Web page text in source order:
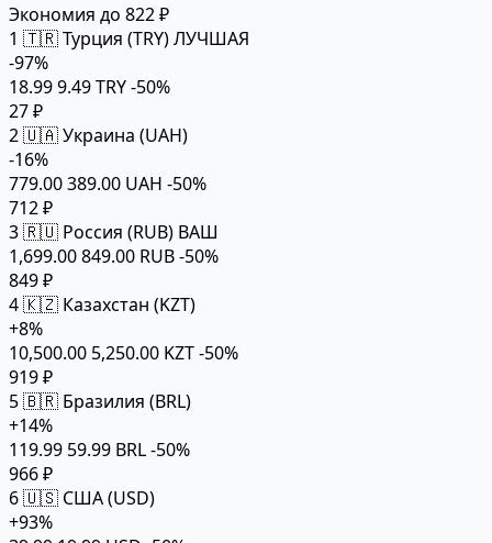
Экономия до 822 ₽
1 🇹🇷 Турция (TRY)ЛУЧШАЯ
-97%
18.999.49 TRY-50%
27 ₽
2🇺🇦 Украина (UAH)
-16%
779.00389.00 UAH -50%
712 ₽
3🇷🇺 Россия (RUB) ВАШ
1,699.00849.00 RUB-50%
849 ₽
4🇰🇿 Казахстан (KZT)
+8%
10,500.00 5,250.00 KZT-50%
919 ₽
5🇧🇷 Бразилия (BRL)
+14%
119.99 59.99 BRL-50%
966 ₽
6🇺🇸 США (USD)
+93%